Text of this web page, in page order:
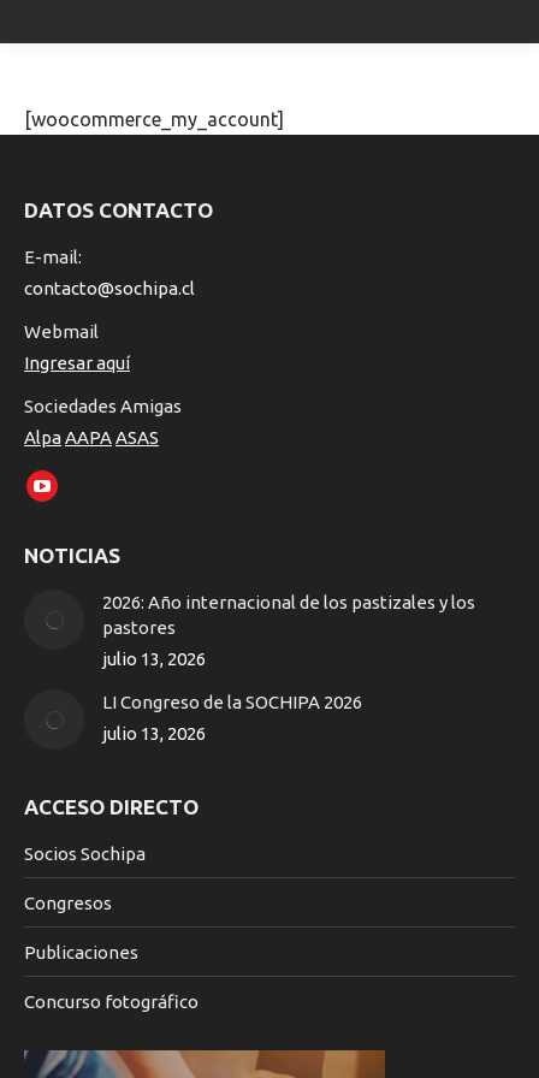
[woocommerce_my_account]
DATOS CONTACTO
E-mail:
contacto@sochipa.cl
Webmail
Ingresar aquí
Sociedades Amigas
AlpaAAPAASAS
Encuéntranos en:
YouTube
opens
new
window
NOTICIAS
2026: Año internacional de los pastizales y los
pastores
julio 13, 2026
LI Congreso de la SOCHIPA 2026
julio 13, 2026
ACCESO DIRECTO
Socios Sochipa
Congresos
Publicaciones
Concurso fotográfico